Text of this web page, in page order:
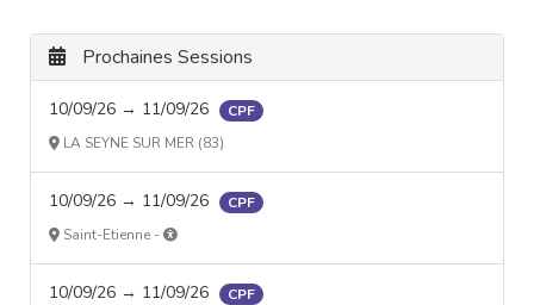
Prochaines Sessions
10/09/26 → 11/09/26
CPF
LA SEYNE SUR MER (83)
10/09/26 → 11/09/26
CPF
Saint-Etienne -
10/09/26 → 11/09/26
CPF